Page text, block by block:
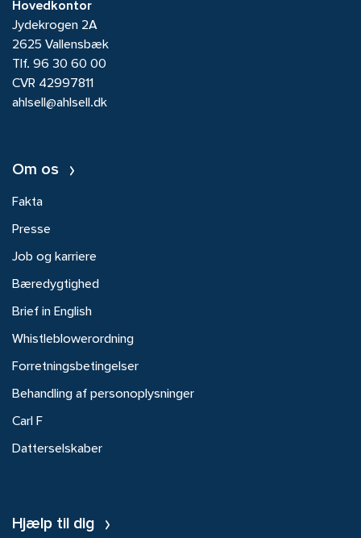
Hovedkontor
Jydekrogen 2A
2625 Vallensbæk
Tlf. 96 30 60 00
CVR 42997811
ahlsell@ahlsell.dk
Om os
Fakta
Presse
Job og karriere
Bæredygtighed
Brief in English
Whistleblowerordning
Forretningsbetingelser
Behandling af personoplysninger
Carl F
Datterselskaber
Hjælp til dig